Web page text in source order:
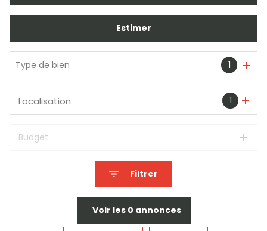
De l'immo pro
De l'immo pro
Estimer
Type de bien 1
1
Localisation
Budget
Filtrer
Voir les 0 annonces